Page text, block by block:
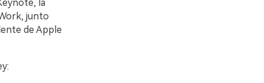
la
junto
de Apple